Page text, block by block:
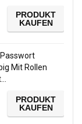
PRODUKT
KAUFEN
Mit Rollen
PRODUKT
KAUFEN